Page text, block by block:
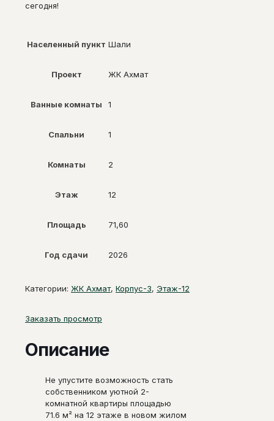
сегодня!
Населенный пункт Шали
Проект ЖК Ахмат
Ванные комнаты 1
Спальни 1
Комнаты 2
Этаж 12
Площадь 71,60
Год сдачи 2026
Категории: ЖК Ахмат, Корпус-3, Этаж-12
Заказать просмотр
Описание
Не упустите возможность стать
собственником уютной 2-
комнатной квартиры площадью
71.6 м² на 12 этаже в новом жилом